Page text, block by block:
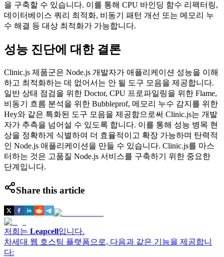
을 구축할 수 있습니다. 이를 통해 CPU 바인딩 함수 리팩터링,
데이터베이스 쿼리 최적화, 비동기 패턴 개선 또는 메모리 누
수 해결 등 대상 최적화가 가능합니다.
성능 진단에 대한 결론
Clinic.js 제품군은 Node.js 개발자가 애플리케이션 성능을 이해
하고 최적화하는 데 없어서는 안 될 도구 모음을 제공합니다.
일반 상태 점검을 위한 Doctor, CPU 프로파일링을 위한 Flame,
비동기 흐름 분석을 위한 Bubbleprof, 메모리 누수 감지를 위한
Hey와 같은 특화된 도구 모음을 제공함으로써 Clinic.js는 개발
자가 추측을 넘어설 수 있도록 합니다. 이를 통해 성능 병목 현
상을 정확하게 식별하여 더 효율적이고 확장 가능하며 탄력적
인 Node.js 애플리케이션을 만들 수 있습니다. Clinic.js를 마스
터하는 것은 고품질 Node.js 서비스를 구축하기 위한 중요한
단계입니다.
Share this article
저희는 Leapcell입니다.
차세대 웹 호스팅 플랫폼으로, 다음과 같은 기능을 제공합니
다: